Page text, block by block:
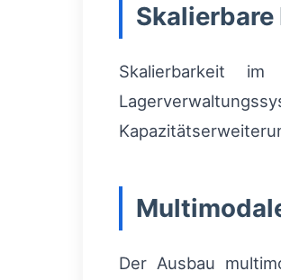
Skalierbarkeit
Der Ausbau